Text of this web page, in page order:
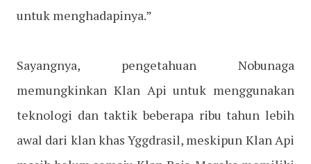
untuk menghadapinya.”
Sayangnya, pengetahuan Nobunaga
memungkinkan Klan Api untuk menggunakan
teknologi dan taktik beberapa ribu tahun lebih
awal dari klan khas Yggdrasil, meskipun Klan Api